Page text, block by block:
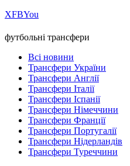
ХFBYou
футбольні трансфери
Всі новини
Трансфери України
Трансфери Англії
Трансфери Італії
Трансфери Іспанії
Трансфери Німеччини
Трансфери Франції
Трансфери Португалії
Трансфери Нідерландів
Трансфери Туреччини